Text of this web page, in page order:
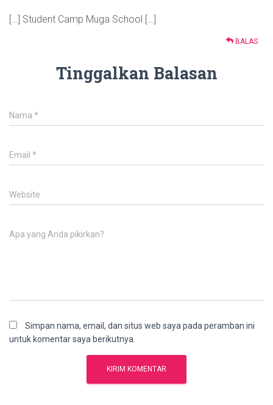
[…] Student Camp Muga School […]
BALAS
Tinggalkan Balasan
Nama *
Email *
Website
Apa yang Anda pikirkan?
Simpan nama, email, dan situs web saya pada peramban ini
untuk komentar saya berikutnya.